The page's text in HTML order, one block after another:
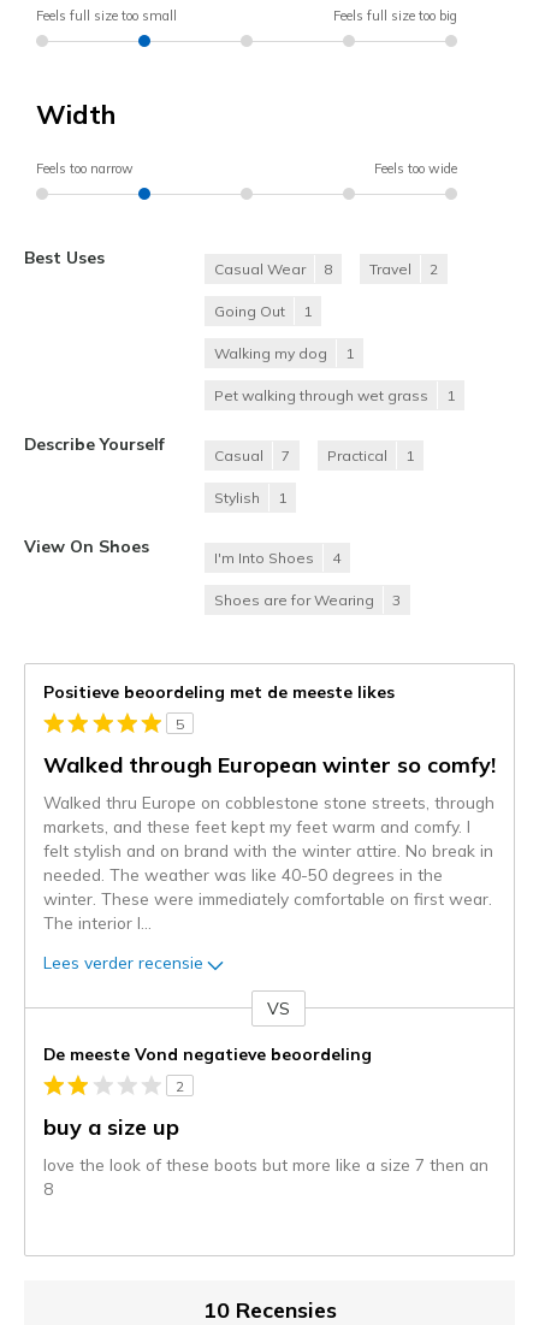
Feels full size too small Feels full size too big
Width
Feels too narrow Feels too wide
Best Uses
Casual Wear 8 Travel 2
Going Out 1
Walking my dog 1
Pet walking through wet grass 1
Describe Yourself
Casual 7 Practical 1
Stylish 1
View On Shoes
I'm Into Shoes 4
Shoes are for Wearing 3
Positieve beoordeling met de meeste likes
5
Walked through European winter so comfy!
Walked thru Europe on cobblestone stone streets, through
markets, and these feet kept my feet warm and comfy. I
felt stylish and on brand with the winter attire. No break in
needed. The weather was like 40-50 degrees in the
winter. These were immediately comfortable on first wear.
The interior l
Lees verder recensie
content
wordt
momenteel
gemigreerd
de
niejee
VS
De meeste Vond negatieve beoordeling
2
buy a size up
love the look of these boots but more like a size 7 then an
8
10 Recensies